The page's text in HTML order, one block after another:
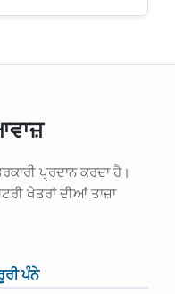
ਪ੍ਰਦਾਨ ਕਰਦਾ ਹੈ।
ਖੇਤਰਾਂ ਦੀਆਂ ਤਾਜ਼ਾ
ਪੰਨੇ